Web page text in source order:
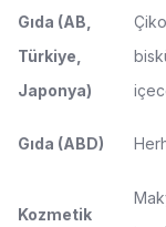
Gıda (AB,
Türkiye,
Japonya)
Gıda (ABD)
Kozmetik